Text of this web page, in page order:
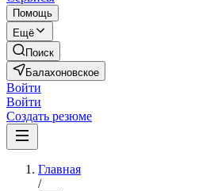
Помощь
Ещё
Поиск
Балахоновское
Войти
Войти
Создать резюме
Главная
/